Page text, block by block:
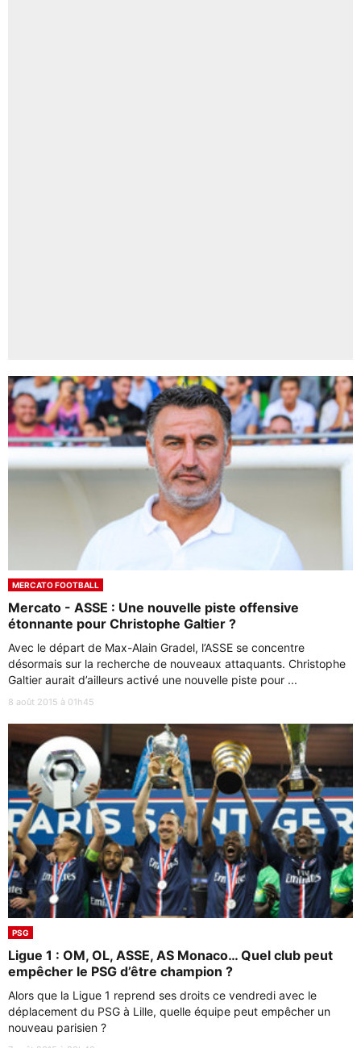
MERCATO FOOTBALL
Mercato - ASSE : Une nouvelle piste offensive
étonnante pour Christophe Galtier ?
Avec le départ de Max-Alain Gradel, l’ASSE se concentre
désormais sur la recherche de nouveaux attaquants. Christophe
Galtier aurait d’ailleurs activé une nouvelle piste pour ...
8 août 2015 à 01h45
PSG
Ligue 1 : OM, OL, ASSE, AS Monaco… Quel club peut
empêcher le PSG d’être champion ?
Alors que la Ligue 1 reprend ses droits ce vendredi avec le
déplacement du PSG à Lille, quelle équipe peut empêcher un
nouveau parisien ?